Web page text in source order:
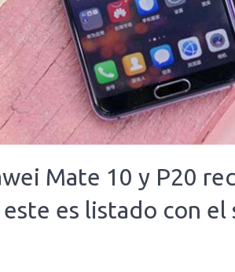
Mate 10 y P20
es listado con